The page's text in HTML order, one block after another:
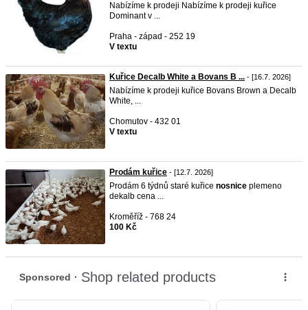
Nabízíme k prodeji Nabízíme k prodeji kuřice
Dominant v ...
Praha - západ - 252 19
V textu
Kuřice Decalb White a Bovans B ... - [16.7. 2026]
Nabízíme k prodeji kuřice Bovans Brown a Decalb
White, ...
Chomutov - 432 01
V textu
Prodám kuřice - [12.7. 2026]
Prodám 6 týdnů staré kuřice nosnice plemeno
dekalb cena ...
Kroměříž - 768 24
100 Kč